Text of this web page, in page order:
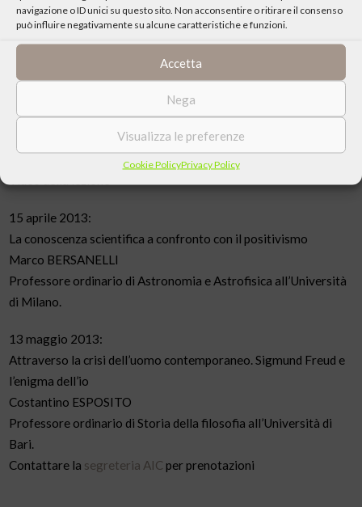
navigazione o ID unici su questo sito. Non acconsentire o ritirare il consenso
può influire negativamente su alcune caratteristiche e funzioni.
Accetta
Nega
Visualizza le preferenze
Cookie PolicyPrivacy Policy
degli Studi di Firenze.
18 marzo 2013:
I fiori del deserto nella letteratura del Novecento
Daniele GOMARASCA
Preside del Liceo Scientifico al Collegio della Guastalla di
15 aprile 2013:
La conoscenza scientifica a confronto con il positivismo
Marco BERSANELLI
Professore ordinario di Astronomia e Astrofisica all’Università
di Milano.
13 maggio 2013:
Attraverso la crisi dell’uomo contemporaneo. Sigmund Freud e
l’enigma dell’io
Costantino ESPOSITO
Professore ordinario di Storia della filosofia all’Università di
Bari.
Contattare la segreteria AIC per prenotazioni